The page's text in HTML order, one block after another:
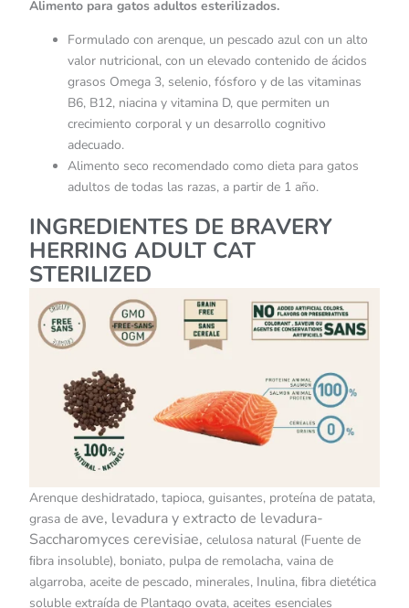
Alimento para gatos adultos esterilizados.
Formulado con arenque, un pescado azul con un alto
valor nutricional, con un elevado contenido de ácidos
grasos Omega 3, selenio, fósforo y de las vitaminas
B6, B12, niacina y vitamina D, que permiten un
crecimiento corporal y un desarrollo cognitivo
adecuado.
Alimento seco recomendado como dieta para gatos
adultos de todas las razas, a partir de 1 año.
INGREDIENTES DE BRAVERY
HERRING ADULT CAT
STERILIZED
Arenque deshidratado, tapioca, guisantes, proteína de patata,
grasa de ave, levadura y extracto de levadura-
Saccharomyces cerevisiae, celulosa natural (Fuente de
ﬁbra insoluble), boniato, pulpa de remolacha, vaina de
algarroba, aceite de pescado, minerales, Inulina, ﬁbra dietética
soluble extraída de Plantago ovata, aceites esenciales